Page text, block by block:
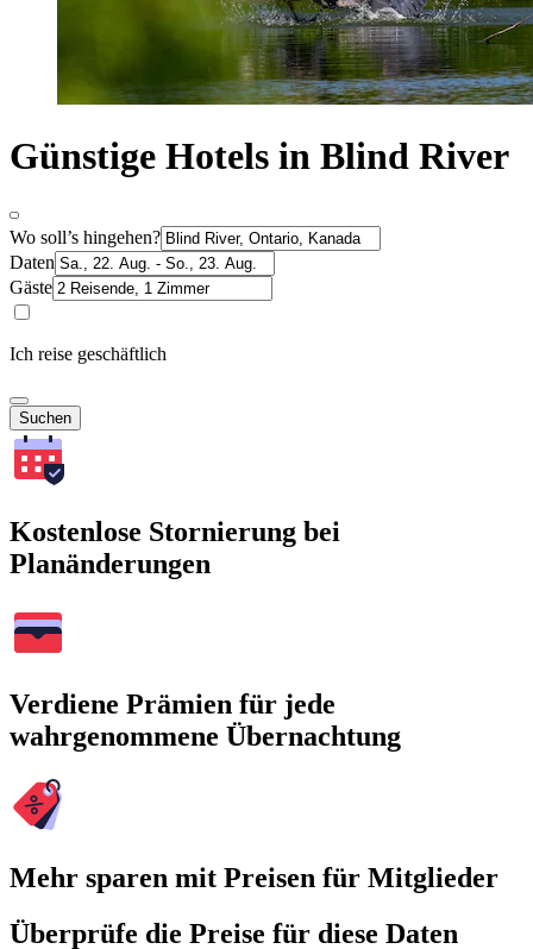
Günstige Hotels in Blind River
Wo soll’s hingehen?
Daten
Gäste
Ich reise geschäftlich
Suchen
Kostenlose Stornierung bei
Planänderungen
Verdiene Prämien für jede
wahrgenommene Übernachtung
Mehr sparen mit Preisen für Mitglieder
Überprüfe die Preise für diese Daten